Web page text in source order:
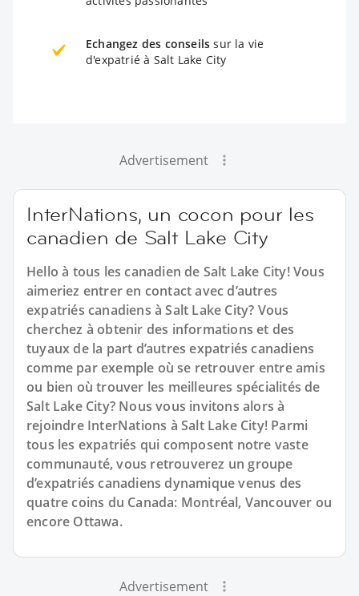
Echangez des conseils sur la vie
d'expatrié à Salt Lake City
Advertisement
InterNations, un cocon pour les
canadien de Salt Lake City
Hello à tous les canadien de Salt Lake City! Vous
aimeriez entrer en contact avec d’autres
expatriés canadiens à Salt Lake City? Vous
cherchez à obtenir des informations et des
tuyaux de la part d’autres expatriés canadiens
comme par exemple où se retrouver entre amis
ou bien où trouver les meilleures spécialités de
Salt Lake City? Nous vous invitons alors à
rejoindre InterNations à Salt Lake City! Parmi
tous les expatriés qui composent notre vaste
communauté, vous retrouverez un groupe
d’expatriés canadiens dynamique venus des
quatre coins du Canada: Montréal, Vancouver ou
encore Ottawa.
Advertisement